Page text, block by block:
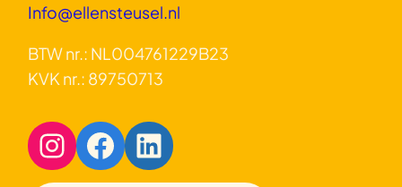
Info@ellensteusel.nl
BTW nr.: NL004761229B23
KVK nr.: 89750713
Instagram Facebook LinkedIn